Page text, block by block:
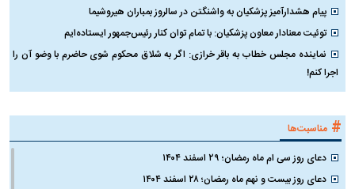
پیام هشدارآمیز پزشکیان به واشنگتن در سالروز بمباران هیروشیما
توئیت معنادار معاون پزشکیان: با تمام توان کنار رئیس‌جمهور ایستاده‌ایم
نماینده مجلس خطاب به باقر خرازی: اگر به شلاق محکوم شوی حاضرم با وضو آن را
اجرا کنم!
# مناسبت‌ها
دعای روز سی ام ماه رمضان؛ ۲۹ اسفند ۱۴۰۴
دعای روز بیست و نهم ماه رمضان؛ ۲۸ اسفند ۱۴۰۴